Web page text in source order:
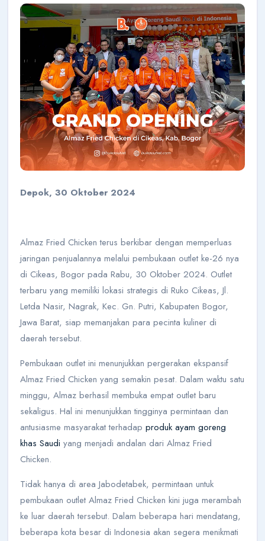
Depok, 30 Oktober 2024
Almaz Fried Chicken terus berkibar dengan memperluas
jaringan penjualannya melalui pembukaan outlet ke-26 nya
di Cikeas, Bogor pada Rabu, 30 Oktober 2024. Outlet
terbaru yang memiliki lokasi strategis di Ruko Cikeas, Jl.
Letda Nasir, Nagrak, Kec. Gn. Putri, Kabupaten Bogor,
Jawa Barat, siap memanjakan para pecinta kuliner di
daerah tersebut.
Pembukaan outlet ini menunjukkan pergerakan ekspansif
Almaz Fried Chicken yang semakin pesat. Dalam waktu satu
minggu, Almaz berhasil membuka empat outlet baru
sekaligus. Hal ini menunjukkan tingginya permintaan dan
antusiasme masyarakat terhadap produk ayam goreng
khas Saudi yang menjadi andalan dari Almaz Fried
Chicken.
Tidak hanya di area Jabodetabek, permintaan untuk
pembukaan outlet Almaz Fried Chicken kini juga merambah
ke luar daerah tersebut. Dalam beberapa hari mendatang,
beberapa kota besar di Indonesia akan segera menikmati